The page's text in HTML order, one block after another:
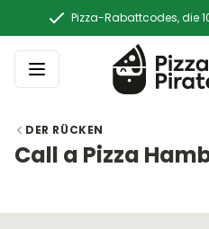
Pizza-Rabattcodes, die
DER RÜCKEN
Call a Pizza